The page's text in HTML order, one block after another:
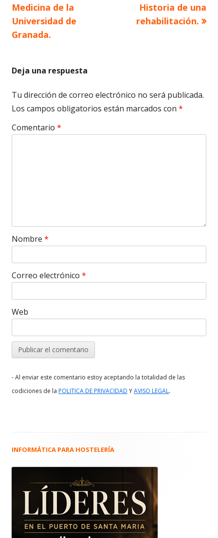
entradas
Medicina de la
Universidad de
Granada.
Historia de una
rehabilitación.
Deja una respuesta
Tu dirección de correo electrónico no será publicada.
Los campos obligatorios están marcados con *
Comentario *
Nombre *
Correo electrónico *
Web
- Al enviar este comentario estoy aceptando la totalidad de las
codiciones de la POLITICA DE PRIVACIDAD YAVISO LEGAL.
Barra
principal
INFORMÁTICA PARA HOSTELERÍA